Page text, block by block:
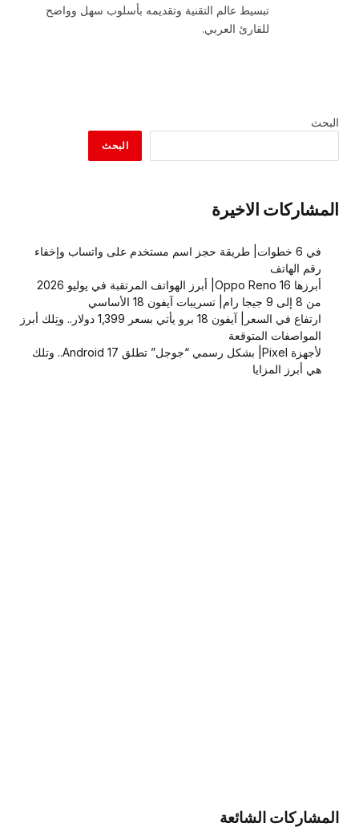
تبسيط عالم التقنية وتقديمه بأسلوب سهل وواضح
للقارئ العربي.
البحث
البحث
المشاركات الاخيرة
في 6 خطوات| طريقة حجز اسم مستخدم على واتساب وإخفاء
رقم الهاتف
أبرزها Oppo Reno 16| أبرز الهواتف المرتقبة في يوليو 2026
من 8 إلى 9 جيجا رام| تسريبات آيفون 18 الأساسي
ارتفاع في السعر| آيفون 18 برو يأتي بسعر 1,399 دولار.. وتِلك أبرز
المواصفات المتوقعة
لأجهزة Pixel| بشكل رسمي “جوجل” تطلق Android 17.. وتلك
هي أبرز المزايا
المشاركات الشائعة